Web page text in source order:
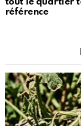
référence